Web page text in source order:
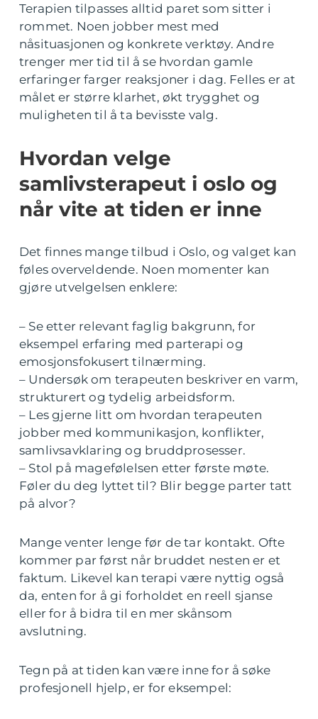
Terapien tilpasses alltid paret som sitter i
rommet. Noen jobber mest med
nåsituasjonen og konkrete verktøy. Andre
trenger mer tid til å se hvordan gamle
erfaringer farger reaksjoner i dag. Felles er at
målet er større klarhet, økt trygghet og
muligheten til å ta bevisste valg.
Hvordan velge
samlivsterapeut i oslo og
når vite at tiden er inne
Det finnes mange tilbud i Oslo, og valget kan
føles overveldende. Noen momenter kan
gjøre utvelgelsen enklere:
– Se etter relevant faglig bakgrunn, for
eksempel erfaring med parterapi og
emosjonsfokusert tilnærming.
– Undersøk om terapeuten beskriver en varm,
strukturert og tydelig arbeidsform.
– Les gjerne litt om hvordan terapeuten
jobber med kommunikasjon, konflikter,
samlivsavklaring og bruddprosesser.
– Stol på magefølelsen etter første møte.
Føler du deg lyttet til? Blir begge parter tatt
på alvor?
Mange venter lenge før de tar kontakt. Ofte
kommer par først når bruddet nesten er et
faktum. Likevel kan terapi være nyttig også
da, enten for å gi forholdet en reell sjanse
eller for å bidra til en mer skånsom
avslutning.
Tegn på at tiden kan være inne for å søke
profesjonell hjelp, er for eksempel: